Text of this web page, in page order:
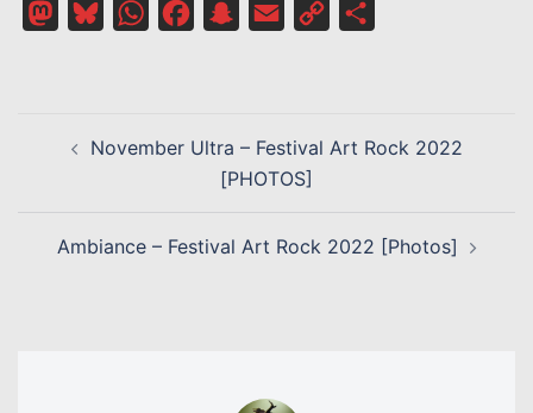
MastodonBlueskyWhatsAppFacebookSnapchat
Email
Copy
D’ARTICLE
November Ultra – Festival Art Rock 2022
[PHOTOS]
Ambiance – Festival Art Rock 2022 [Photos]